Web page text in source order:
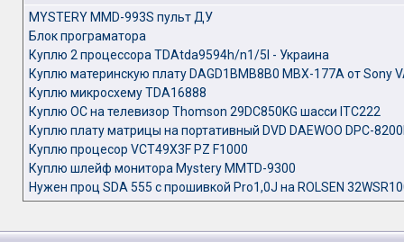
MYSTERY MMD-993S пульт ДУ
Блок програматора
Куплю 2 процессора TDAtda9594h/n1/5I - Украина
Куплю материнскую плату DAGD1BMB8B0 MBX-177A от Sony
Куплю микросхему TDA16888
Куплю ОС на телевизор Thomson 29DC850KG шасси ITC222
Куплю плату матрицы на портативный DVD DAEWOO DPC-
Куплю процесор VCT49X3F PZ F1000
Куплю шлейф монитора Mystery MMTD-9300
Нужен проц SDA 555 с прошивкой Pro1,0J на ROLSEN